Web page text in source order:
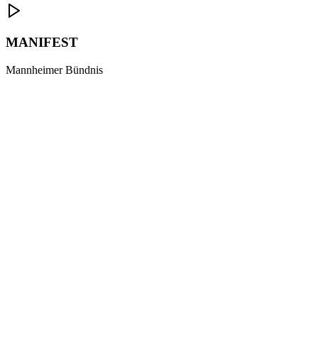
MANIFEST
Mannheimer Bündnis